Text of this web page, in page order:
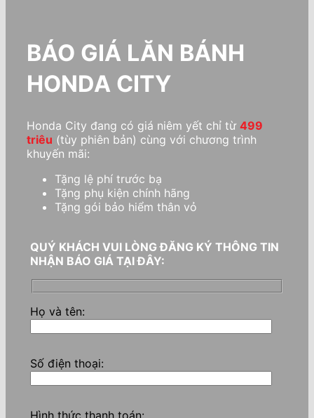
BÁO GIÁ LĂN BÁNH
HONDA CITY
Honda City đang có giá niêm yết chỉ từ 499
triêu (tùy phiên bản) cùng với chương trình
khuyến mãi:
Tặng lệ phí trước bạ
Tặng phụ kiện chính hãng
Tặng gói bảo hiểm thân vỏ
QUÝ KHÁCH VUI LÒNG ĐĂNG KÝ THÔNG TIN
NHẬN BÁO GIÁ TẠI ĐÂY:
Họ và tên:
Số điện thoại: